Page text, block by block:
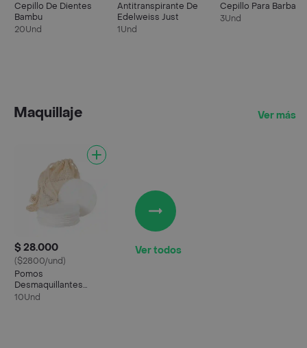
Cepillo De Dientes
Bambu
20Und
Antitranspirante De
Edelweiss Just
1Und
Cepillo Para Barba
3Und
Maquillaje Ver más
$ 28.000
($2800/und)
Pomos
Desmaquillantes
Reutilizables
10Und
Ver todos